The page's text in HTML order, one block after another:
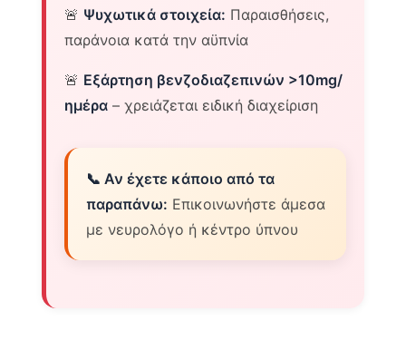
🚨 Ψυχωτικά στοιχεία: Παραισθήσεις,
παράνοια κατά την αϋπνία
🚨 Εξάρτηση βενζοδιαζεπινών >10mg/
ημέρα – χρειάζεται ειδική διαχείριση
📞 Αν έχετε κάποιο από τα
παραπάνω: Επικοινωνήστε άμεσα
με νευρολόγο ή κέντρο ύπνου